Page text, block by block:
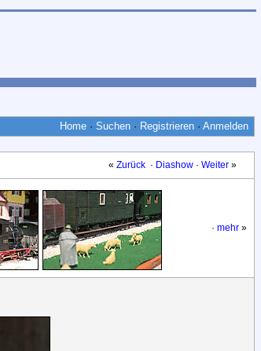
Home · Suchen · Registrieren · Anmelden
« Zurück· Diashow· Weiter»
· mehr »